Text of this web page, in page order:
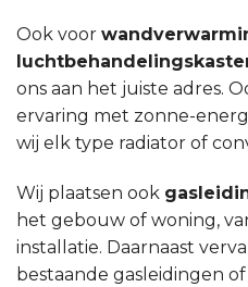
Ook voor
ons aan het juiste adres.
ervaring met zonne-
wij elk type radiator of
Wij plaatsen ook
het gebouw of woning,
installatie. Daarnaast
bestaande gasleidingen